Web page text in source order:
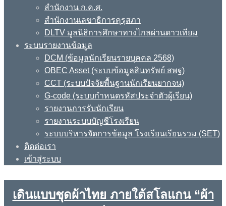
สำนักงาน ก.ค.ศ.
สำนักงานเลขาธิการคุรุสภา
DLTV มูลนิธิการศึกษาทางไกลผ่านดาวเทียม
ระบบรายงานข้อมูล
DCM (ข้อมูลนักเรียนรายบุคคล 2568)
OBEC Asset (ระบบข้อมูลสินทรัพย์ สพฐ)
CCT (ระบบปัจจัยพื้นฐานนักเรียนยากจน)
G-code (ระบบกำหนดรหัสประจำตัวผู้เรียน)
รายงานการรับนักเรียน
รายงานระบบบัญชีโรงเรียน
ระบบบริหารจัดการข้อมูล โรงเรียนเรียนรวม (SET)
ติดต่อเรา
เข้าสู่ระบบ
เดินแบบชุดผ้าไทย ภายใต้สโลแกน “ผ้า